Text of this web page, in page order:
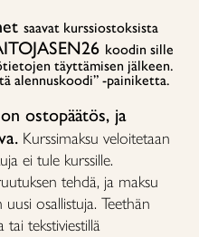
saavat kurssiostoksista
koodin sille
täyttämisen jälkeen.
alennuskoodi” -painiketta.
ostopäätös, ja
Kurssimaksu veloitetaan
ei tule kurssille.
tehdä, ja maksu
osallistuja. Teethän
tekstiviestillä